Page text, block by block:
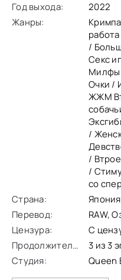
несколько девочек из
Год выхода:
2022
Жанры:
/
Секс
Милфы
Очки /
ЖЖМ
/
/
/
со
Страна:
Япония
Перевод:
RAW,
Цензура:
С
Продолжительность:
3 из 3
Студия:
Queen